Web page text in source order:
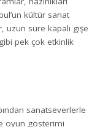
kültür sanat
uzun süre kapalı gişe
pek çok etkinlik
sanatseverlerle
oyun gösterimi